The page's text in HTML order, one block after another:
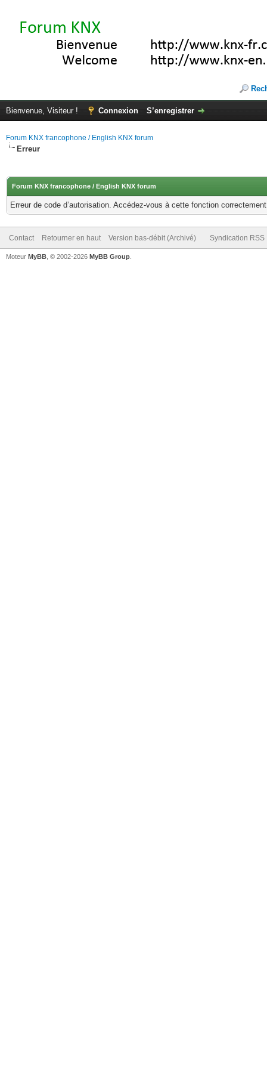
Bienvenue, Visiteur ! Connexion S’enregistrer
Forum KNX francophone / English KNX forum
Erreur
Forum KNX francophone / English KNX forum
Erreur de code d’autorisation. Accédez-vous à cette fonction
Contact Retourner en haut Version bas-débit (Archivé) Syndication RSS
Moteur MyBB , © 2002-2026 MyBB Group